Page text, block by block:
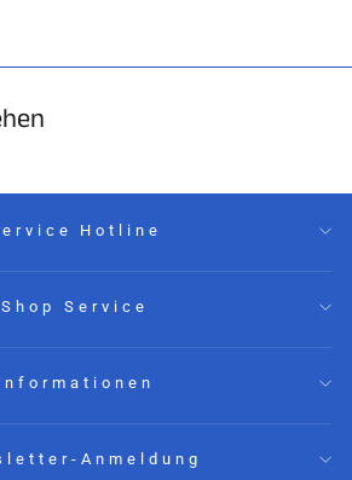
Hotline
Shop Service
Anmeldung